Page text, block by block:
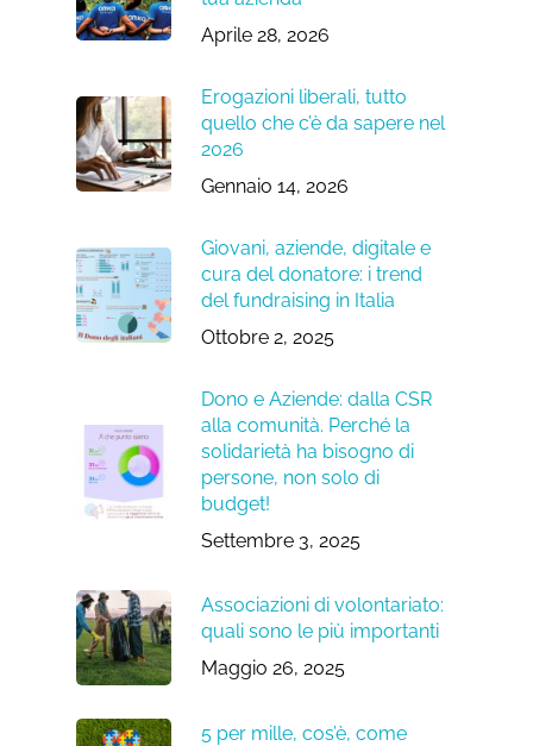
Aprile 28, 2026
Erogazioni liberali, tutto
quello che c’è da sapere nel
2026
Gennaio 14, 2026
Giovani, aziende, digitale e
cura del donatore: i trend
del fundraising in Italia
Ottobre 2, 2025
Dono e Aziende: dalla CSR
alla comunità. Perché la
solidarietà ha bisogno di
persone, non solo di
budget!
Settembre 3, 2025
Associazioni di volontariato:
quali sono le più importanti
Maggio 26, 2025
5 per mille, cos’è, come